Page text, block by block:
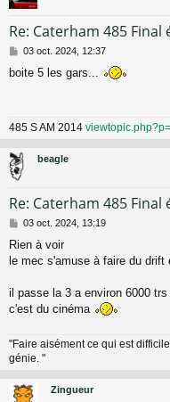
Re: Caterham 485 Final
M
s
e
03 oct. 2024, 12:37
boite 5 les gars...
485 S AM 2014
beagle
Re: Caterham 485 Final
M
s
s
g
e
03 oct. 2024, 13:19
Rien à voir
le mec s'amuse à faire du
il passe la 3 a environ 6000
c'est du cinéma
"Faire aisément ce qui est
génie. "
Zingueur